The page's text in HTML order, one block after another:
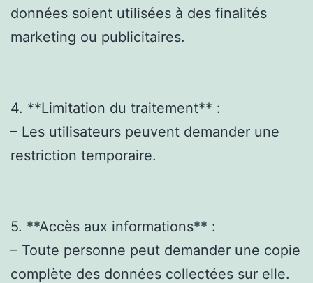
données soient utilisées à des finalités
marketing ou publicitaires.
4. **Limitation du traitement** :
– Les utilisateurs peuvent demander une
restriction temporaire.
5. **Accès aux informations** :
– Toute personne peut demander une copie
complète des données collectées sur elle.